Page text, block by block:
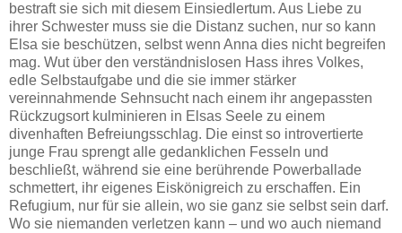
bestraft sie sich mit diesem Einsiedlertum. Aus Liebe zu
ihrer Schwester muss sie die Distanz suchen, nur so kann
Elsa sie beschützen, selbst wenn Anna dies nicht begreifen
mag. Wut über den verständnislosen Hass ihres Volkes,
edle Selbstaufgabe und die sie immer stärker
vereinnahmende Sehnsucht nach einem ihr angepassten
Rückzugsort kulminieren in Elsas Seele zu einem
divenhaften Befreiungsschlag. Die einst so introvertierte
junge Frau sprengt alle gedanklichen Fesseln und
beschließt, während sie eine berührende Powerballade
schmettert, ihr eigenes Eiskönigreich zu erschaffen. Ein
Refugium, nur für sie allein, wo sie ganz sie selbst sein darf.
Wo sie niemanden verletzen kann – und wo auch niemand